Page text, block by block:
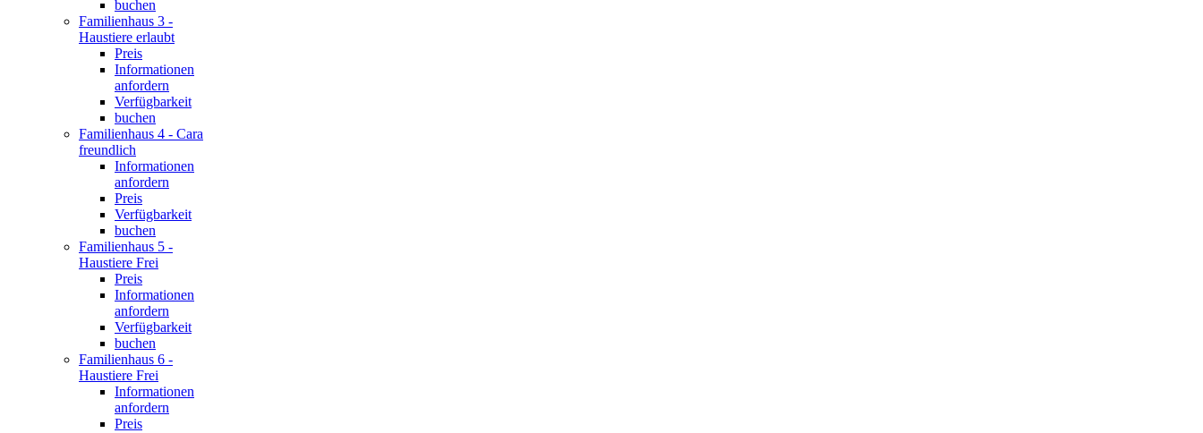
buchen
Familienhaus 3 -
Haustiere erlaubt
Preis
Informationen
anfordern
Verfügbarkeit
buchen
Familienhaus 4 - Cara
freundlich
Informationen
anfordern
Preis
Verfügbarkeit
buchen
Familienhaus 5 -
Haustiere Frei
Preis
Informationen
anfordern
Verfügbarkeit
buchen
Familienhaus 6 -
Haustiere Frei
Informationen
anfordern
Preis